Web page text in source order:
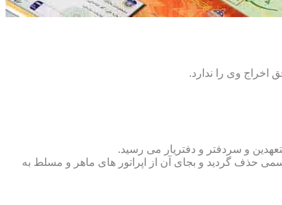
اخراج وی را ندارد.
و سردفتر و دفتریار می رسید.
اسناد رسمی حذف گردید و بجای آن از اپراتور های ماهر و مسلط به